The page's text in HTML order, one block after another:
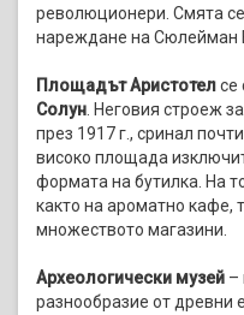
революционери. Смята
нареждане на Сюлейман
Площадът Аристотелсе
Солун . Неговия строеж
през 1917 г., сринал
високо площада
формата на бутилка. На
както на ароматно кафе,
множеството магазини.
Археологически музей –
разнообразие от древни